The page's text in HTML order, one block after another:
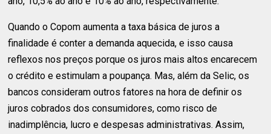
Quando o Copom aumenta a taxa básica de juros a
finalidade é conter a demanda aquecida, e isso causa
reflexos nos preços porque os juros mais altos encarecem
o crédito e estimulam a poupança. Mas, além da Selic, os
bancos consideram outros fatores na hora de definir os
juros cobrados dos consumidores, como risco de
inadimplência, lucro e despesas administrativas. Assim,